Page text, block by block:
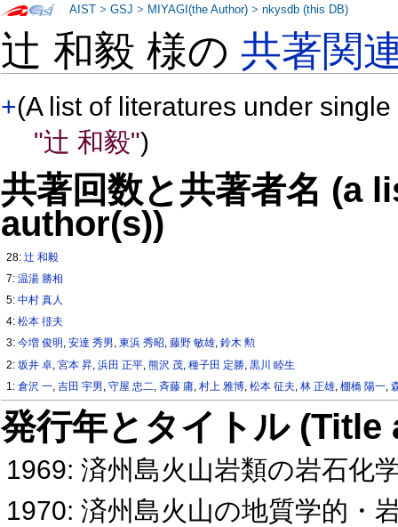
辻 和毅 様の共著関
+(A list of literatures under
"辻 和毅")
共著回数と共著者名 (a
author(s))
28:辻 和毅
7:温湯 勝相
5:中村 真人
4:松本 徰夫
3:今増 俊明 ,安達 秀男,東浜 秀昭,藤野 敏雄,鈴木 勲
2:坂井 卓 ,宮本 昇 ,浜田 正平 ,熊沢 茂 ,種子田 定勝 ,黒川 睦生
1:倉沢 一 ,吉田 宇男 ,守屋 忠二 ,斉藤 庸 ,村上 雅博 ,松本 征夫 ,林 正雄 ,棚橋 陽一 ,
発行年とタイトル
1969: 済州島火山岩類の岩石化
1970: 済州島火山の地質学的・
AIST >GSJ > MIYAGI(the Author) >nkysdb (this DB)